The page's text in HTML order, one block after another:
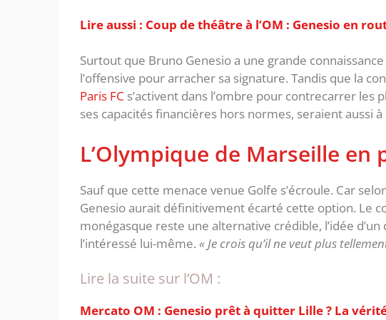
Lire aussi : Coup de théâtre à l’OM : Genesio en
Surtout que Bruno Genesio a une grande connaissance
l’offensive pour arracher sa signature. Tandis que la
Paris FC s’activent dans l’ombre pour contrecarrer les
ses capacités financières hors normes, seraient aussi à
L’Olympique de Marseille en
Sauf que cette menace venue Golfe s’écroule. Car
Genesio aurait définitivement écarté cette option. Le
monégasque reste une alternative crédible, l’idée
l’intéressé lui-même. « Je crois qu’il ne veut plus
Lire la suite sur l’OM :
Mercato OM : Genesio prêt à quitter Lille ? La